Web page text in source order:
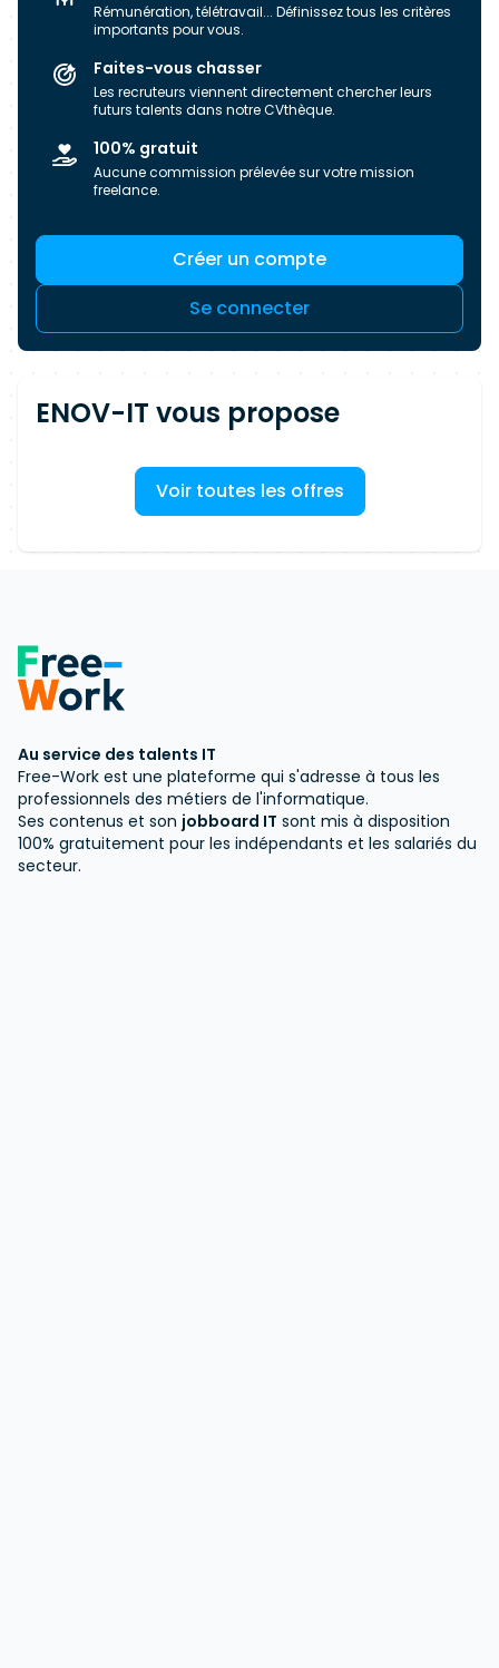
Rémunération, télétravail... Définissez tous les critères
importants pour vous.
Faites-vous chasser
Les recruteurs viennent directement chercher leurs
futurs talents dans notre CVthèque.
100% gratuit
Aucune commission prélevée sur votre mission
freelance.
Créer un compte
Se connecter
ENOV-IT vous propose
Voir toutes les offres
Au service des talents IT
Free-Work est une plateforme qui s'adresse à tous les
professionnels des métiers de l'informatique.
Ses contenus et son jobboard IT sont mis à disposition
100% gratuitement pour les indépendants et les salariés du
secteur.